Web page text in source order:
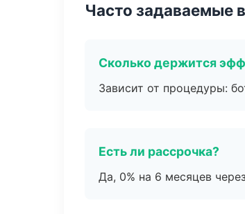
Часто задаваемые
Сколько держится
Зависит от процедуры:
Есть ли рассрочка?
Да, 0% на 6 месяцев